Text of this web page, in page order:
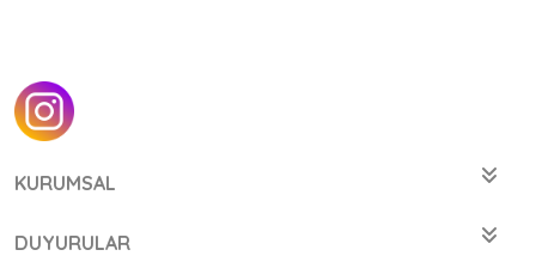
KURUMSAL
DUYURULAR